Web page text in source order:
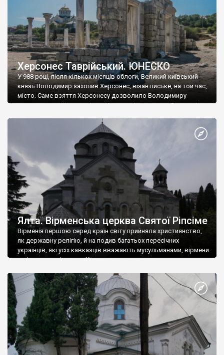
Херсонес Таврійський. ЮНЕСКО
У 988 році, після кількох місяців облоги, Великий київський
князь Володимир захопив Херсонес, візантійське, на той час,
місто. Саме взяття Херсонесу дозволило Володимиру
диктувати свої умови візантійському імператору Василю ІІ, та
Херсонесі Володимир-язичник, став Василем-християнином.
А потім було Хрещення Русі. На честь Херсонесу Таврійського
Ялта. Вірменська церква Святої Ріпсіме
Вірменія першою серед країн світу прийняла християнство,
як державну релігію, й на подив багатьох пересічних
українців, які усіх кавказців вважають мусульманами, вірмени
є відданими вірянами Христа